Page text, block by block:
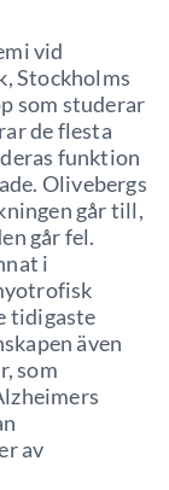
vid
Stockholms
som studerar
de flesta
funktion
Olivebergs
går till,
går fel.
i
tidigaste
även
som
av